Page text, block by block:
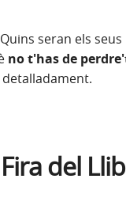
seran els seus
no t'has de
del